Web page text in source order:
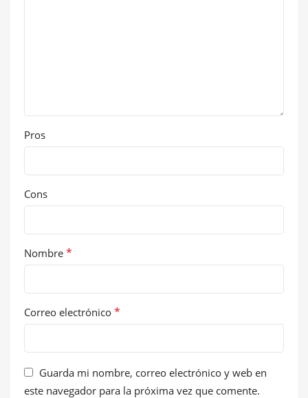
Pros
Cons
Nombre *
Correo electrónico *
Guarda mi nombre, correo electrónico y web en
este navegador para la próxima vez que comente.